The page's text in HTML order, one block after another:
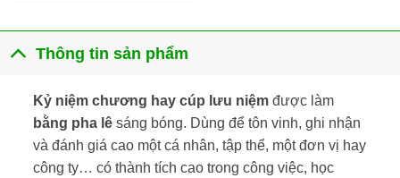
Thông tin sản phẩm
Kỷ niệm chương hay cúp lưu niệmđược làm
bằng pha lêsáng bóng. Dùng để tôn vinh, ghi nhận
và đánh giá cao một cá nhân, tập thể, một đơn vị hay
công ty… có thành tích cao trong công việc, học